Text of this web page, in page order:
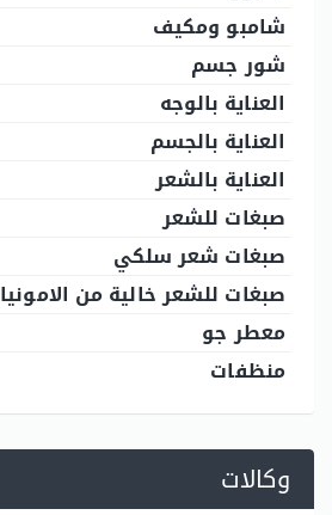
شامبو ومكيف
شور جسم
العناية بالوجه
العناية بالجسم
العناية بالشعر
صبغات للشعر
صبغات شعر سلكي
صبغات للشعر خالية من الامونيا
معطر جو
منظفات
وكالات